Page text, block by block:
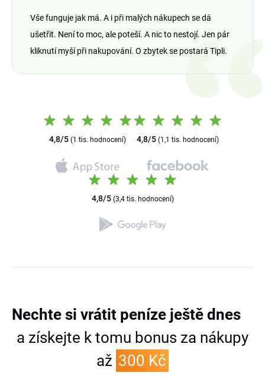
Vše funguje jak má. A i při malých nákupech se dá
ušetřit. Není to moc, ale poteší. A nic to nestojí. Jen pár
kliknutí myší při nakupování. O zbytek se postará Tipli.
4,8/5 (1 tis. hodnocení) 4,8/5(1,1 tis. hodnocení)
4,8/5(3,4 tis. hodnocení)
Nechte si vrátit peníze ještě dnes
a získejte k tomu bonus za nákupy
až 300 Kč